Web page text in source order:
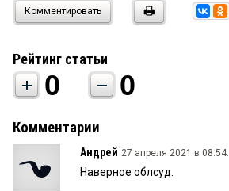
Комментировать
Рейтинг статьи
0 0
Комментарии
Андрей 27 апреля 2021 в 08:54:
Наверное облсуд.